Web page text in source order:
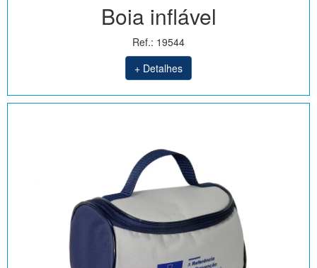
Boia inflável
Ref.: 19544
+ Detalhes